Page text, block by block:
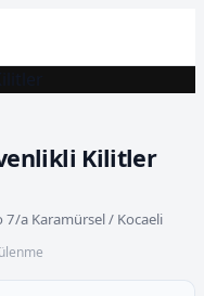
Kilitler
a Karamürsel / Kocaeli